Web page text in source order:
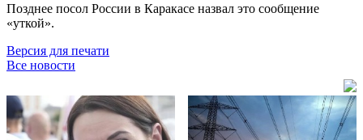
Позднее посол России в Каракасе назвал это сообщение
«уткой».
Версия для печати
Все новости